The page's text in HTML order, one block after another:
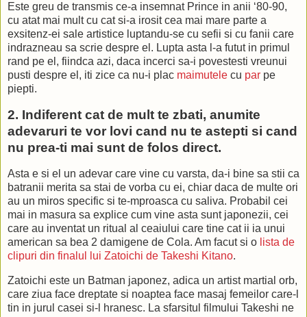
Talk 2 me lover
Come on tell me what U taste
Didn't your mama tell U
Life is 2 good 2 waste? (Put your love down)
Didn't she tell U
That Lovesexy was the glam of them all?
If U can hang, U can trip on it
U surely won't fall (Put your love down)
No side effects and
The feeling last 4-ever
Straight up - it tastes good
U kiss your enemies
Like U know U should
Then U jerk your body
Like a horny pony would (Put your love down)
U jerk your body like a horny pony would
Now run and tell your mama about that!
Yeah-yeah
Este greu de transmis ce-a insemnat Prince in anii ‘80-90,
cu atat mai mult cu cat si-a irosit cea mai mare parte a
exsitenz-ei sale artistice luptandu-se cu sefii si cu fanii care
indrazneau sa scrie despre el. Lupta asta l-a futut in primul
rand pe el, fiindca azi, daca incerci sa-i povestesti vreunui
pusti despre el, iti zice ca nu-i plac maimutele cu par pe
piepti.
2. Indiferent cat de mult te zbati, anumite
adevaruri te vor lovi cand nu te astepti si cand
nu prea-ti mai sunt de folos direct.
Asta e si el un adevar care vine cu varsta, da-i bine sa stii ca
batranii merita sa stai de vorba cu ei, chiar daca de multe ori
au un miros specific si te-mproasca cu saliva. Probabil cei
mai in masura sa explice cum vine asta sunt japonezii, cei
care au inventat un ritual al ceaiului care tine cat ii ia unui
american sa bea 2 damigene de Cola. Am facut si o lista de
clipuri din finalul lui Zatoichi de Takeshi Kitano.
Zatoichi este un Batman japonez, adica un artist martial orb,
care ziua face dreptate si noaptea face masaj femeilor care-l
tin in jurul casei si-l hranesc. La sfarsitul filmului Takeshi ne